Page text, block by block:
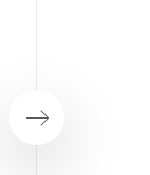
Επόμενο